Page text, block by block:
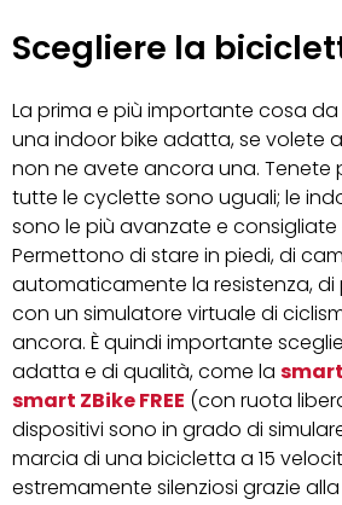
Scegliere la
La prima e più importante cosa
una indoor bike adatta, se volete
non ne avete ancora una. Tenete
tutte le cyclette sono uguali; le
sono le più avanzate e consigliate
Permettono di stare in piedi, di
automaticamente la resistenza, di
con un simulatore virtuale di
ancora. È quindi importante
adatta e di qualità, come la smart
smart ZBike FREE (con ruota
dispositivi sono in grado di
marcia di una bicicletta a 15
estremamente silenziosi grazie